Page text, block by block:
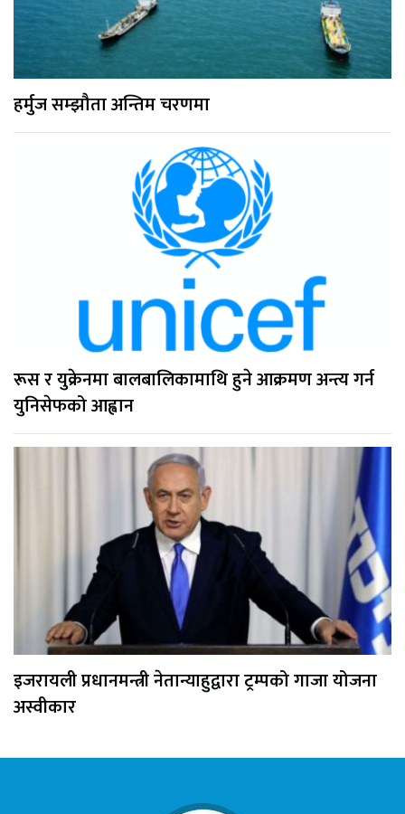
हर्मुज सम्झौता अन्तिम चरणमा
रूस र युक्रेनमा बालबालिकामाथि हुने आक्रमण अन्त्य गर्न
युनिसेफको आह्वान
इजरायली प्रधानमन्त्री नेतान्याहुद्वारा ट्रम्पको गाजा योजना
अस्वीकार